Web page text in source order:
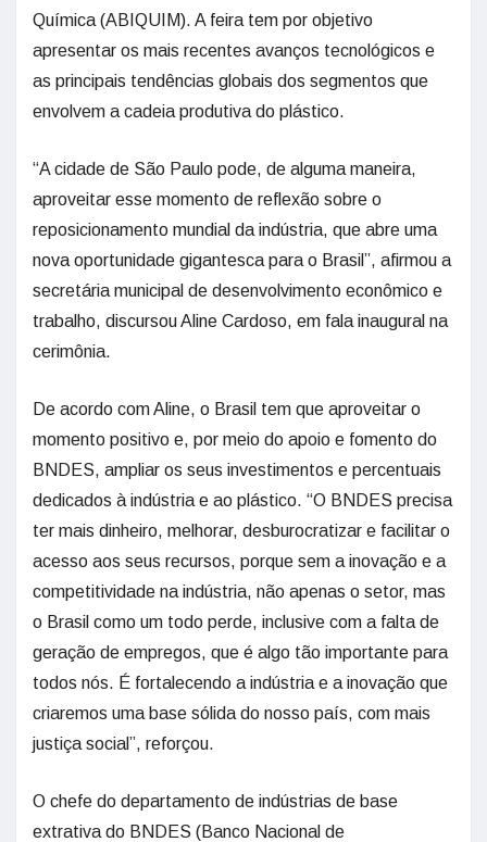
Química (ABIQUIM). A feira tem por objetivo
apresentar os mais recentes avanços tecnológicos e
as principais tendências globais dos segmentos que
envolvem a cadeia produtiva do plástico.
“A cidade de São Paulo pode, de alguma maneira,
aproveitar esse momento de reflexão sobre o
reposicionamento mundial da indústria, que abre uma
nova oportunidade gigantesca para o Brasil”, afirmou a
secretária municipal de desenvolvimento econômico e
trabalho, discursou Aline Cardoso, em fala inaugural na
cerimônia.
De acordo com Aline, o Brasil tem que aproveitar o
momento positivo e, por meio do apoio e fomento do
BNDES, ampliar os seus investimentos e percentuais
dedicados à indústria e ao plástico. “O BNDES precisa
ter mais dinheiro, melhorar, desburocratizar e facilitar o
acesso aos seus recursos, porque sem a inovação e a
competitividade na indústria, não apenas o setor, mas
o Brasil como um todo perde, inclusive com a falta de
geração de empregos, que é algo tão importante para
todos nós. É fortalecendo a indústria e a inovação que
criaremos uma base sólida do nosso país, com mais
justiça social”, reforçou.
O chefe do departamento de indústrias de base
extrativa do BNDES (Banco Nacional de